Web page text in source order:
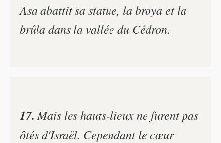
Asa abattit sa statue, la broya et la
brûla dans la vallée du Cédron.
17. Mais les hauts-lieux ne furent pas
ôtés d'Israël. Cependant le cœur